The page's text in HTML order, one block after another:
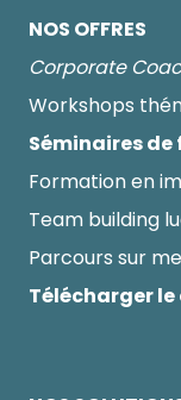
NOS OFFRES
Corporate
Workshops
Séminaires
Formation en
Team building
Parcours sur
Télécharger